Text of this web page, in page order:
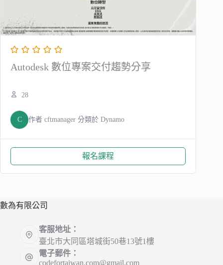
Autodesk 數位專案交付趨勢分享
28
C 作者 cftmanager 分類於 Dynamo
報名課程
數為有限公司
客服地址：
臺北市大同區塔城街50巷13號1樓
電子郵件：
codefortaiwan.com@gmail.com